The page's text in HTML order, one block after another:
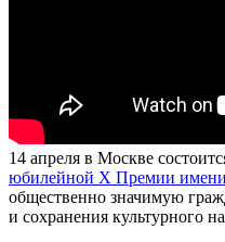
14 апреля в Москве
юбилейной X Премии
общественно значимую
и сохранения культурного